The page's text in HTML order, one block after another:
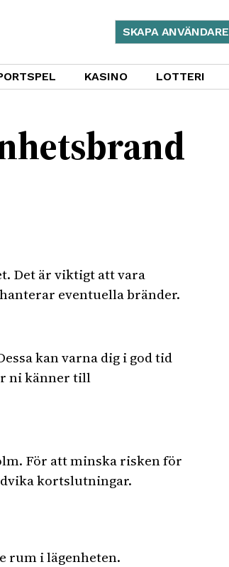
SKAPA ANVÄNDARE
KASINO LOTTERI
Det är viktigt att vara
eventuella bränder.
kan varna dig i god tid
ni känner till
För att minska risken för
kortslutningar.
rum i lägenheten.